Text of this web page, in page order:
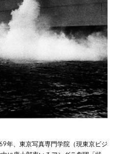
年、東京写真専門学院（現東京ビジ